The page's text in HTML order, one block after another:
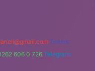
Teams:
606 0 726 Telegram: